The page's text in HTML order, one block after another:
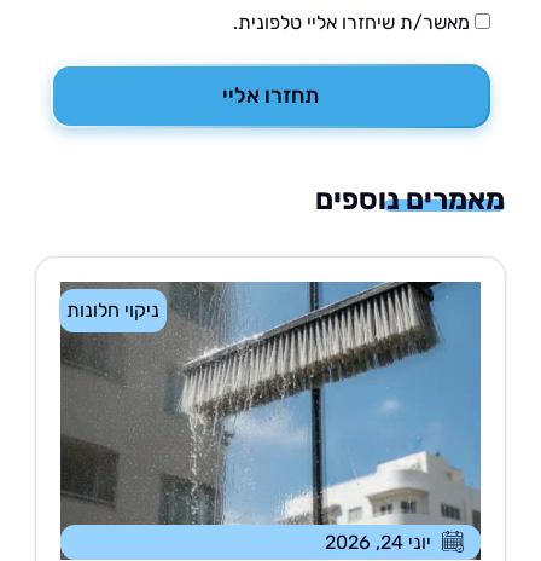
מאשר/ת שיחזרו אליי טלפונית.
תחזרו אליי
נוספים
ניקוי חלונות
יוני 24, 2026